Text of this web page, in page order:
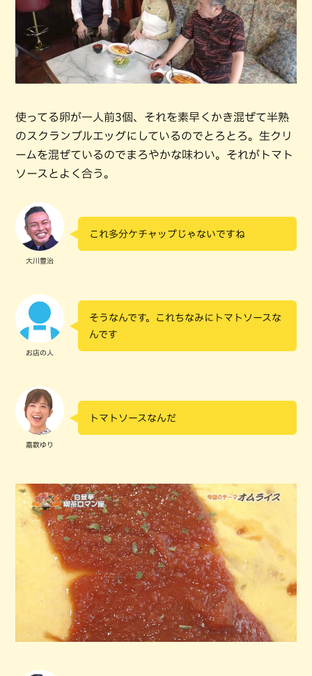
使ってる卵が一人前3個、それを素早くかき混ぜて半熟
のスクランブルエッグにしているのでとろとろ。生クリ
ームを混ぜているのでまろやかな味わい。それがトマト
ソースとよく合う。
大川豊治
これ多分ケチャップじゃないですね
お店の人
そうなんです。これちなみにトマトソースな
んです
嘉数ゆり
トマトソースなんだ